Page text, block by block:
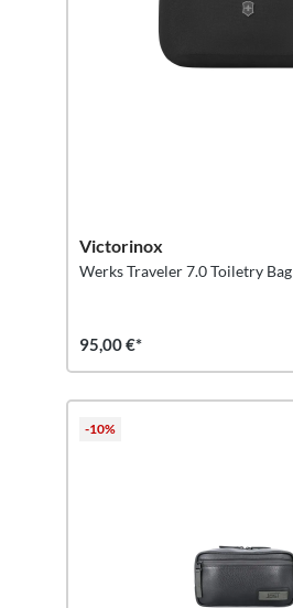
Victorinox
Werks Traveler 7.0 Toiletry Bag
95,00 €*
-10%